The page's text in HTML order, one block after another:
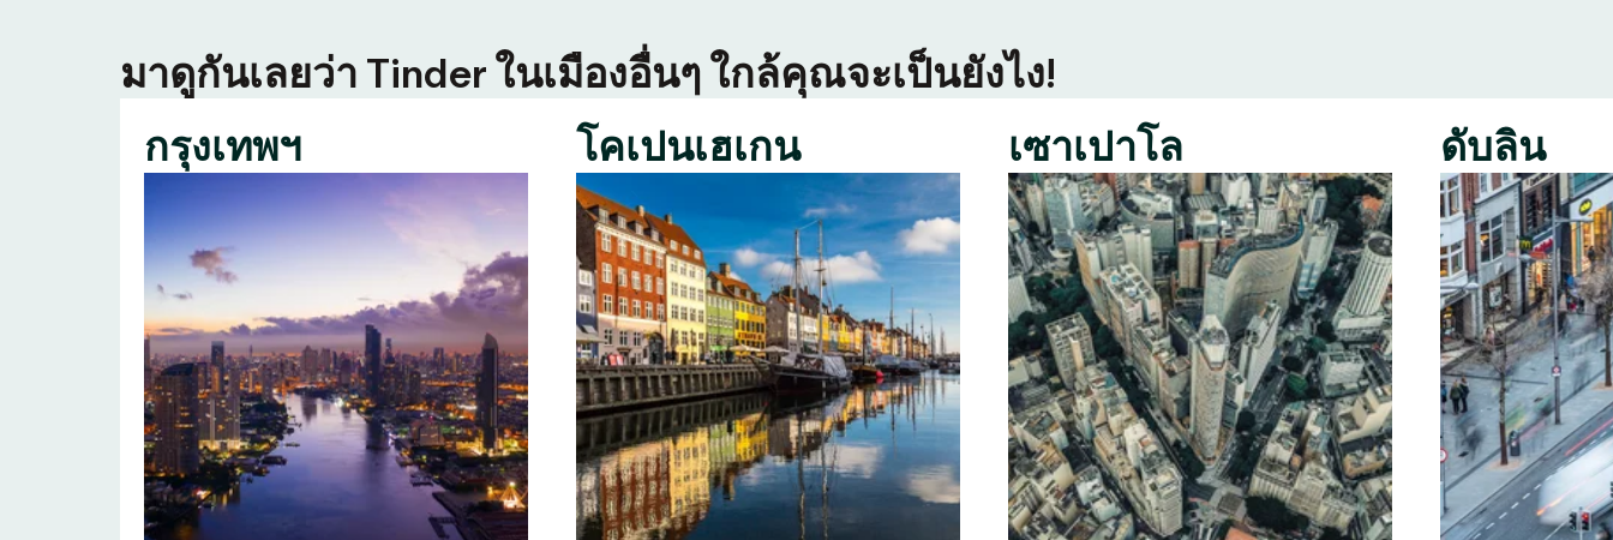
มาดูกันเลยว่า Tinder ในเมืองอื่นๆ ใกล้คุณจะเป็นยังไง!
กรุงเทพฯ
โคเปนเฮเกน เซาเปาโล ดับลิน